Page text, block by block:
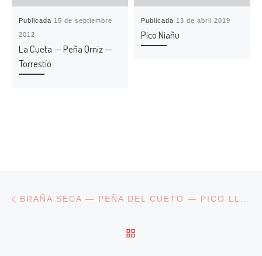
Publicada 15 de septiembre
2012
La Cueta — Peña Orniz —
Torrestío
Publicada 13 de abril 2019
Pico Niañu
Navegación de entradas